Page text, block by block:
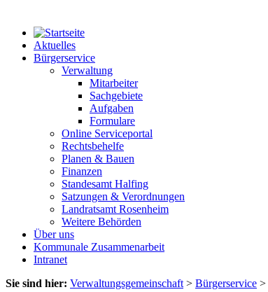
Aktuelles
Bürgerservice
Verwaltung
Mitarbeiter
Sachgebiete
Aufgaben
Formulare
Online Serviceportal
Rechtsbehelfe
Planen & Bauen
Finanzen
Standesamt Halfing
Satzungen & Verordnungen
Landratsamt Rosenheim
Weitere Behörden
Über uns
Kommunale Zusammenarbeit
Intranet
Sie sind hier: Verwaltungsgemeinschaft > Bürgerservice >